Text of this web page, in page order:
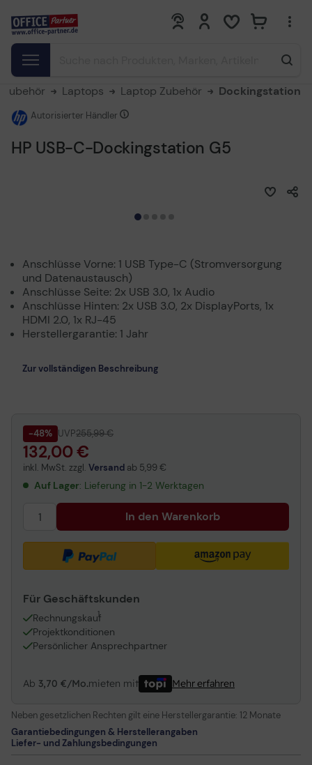
0 0
Zubehör Laptops Laptop Zubehör Dockingstation
HP USB-C-Dockingstation G5
Autorisierter Händler
Anschlüsse Vorne: 1 USB Type-C (Stromversorgung
und Datenaustausch)
Anschlüsse Seite: 2x USB 3.0, 1x Audio
Anschlüsse Hinten: 2x USB 3.0, 2x DisplayPorts, 1x
HDMI 2.0, 1x RJ-45
Herstellergarantie: 1 Jahr
Zur vollständigen Beschreibung
-48% UVP255,99 €
132,00 €
inkl. MwSt. zzgl. Versand ab 5,99 €
Auf Lager: Lieferung in 1-2 Werktagen
In den Warenkorb
Für Geschäftskunden
Rechnungskauf
1
Projektkonditionen
Persönlicher Ansprechpartner
Ab 3,70 €/Mo.mieten mit Mehr erfahren
Neben gesetzlichen Rechten gilt eine Herstellergarantie: 12 Monate
Garantiebedingungen & Herstellerangaben
Liefer- und Zahlungsbedingungen